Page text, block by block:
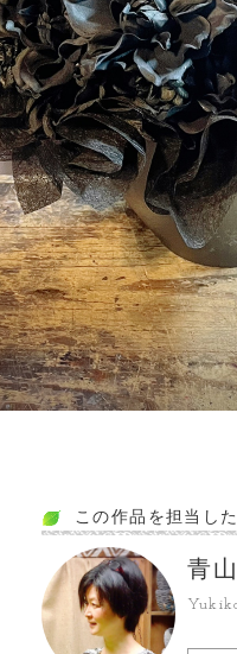
この作品を担当し
青